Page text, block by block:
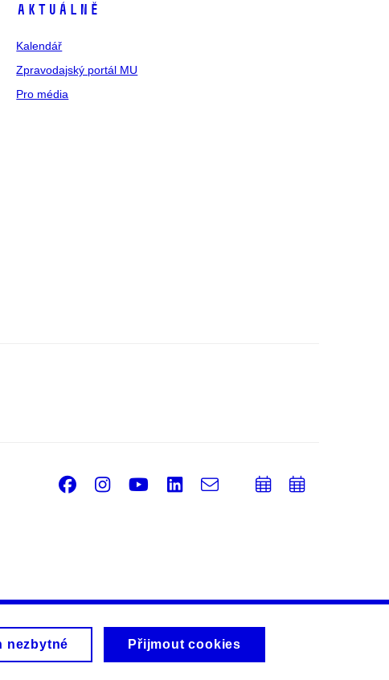
Aktuálně
Kalendář
Zpravodajský portál MU
Pro média
Facebook
Instagram
Youtube
LinkedIn
e-
PřidatPřidat
nezbytné Přijmout cookies